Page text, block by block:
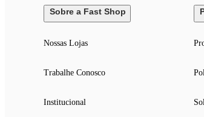
Sobre a Fast Shop
Nossas Lojas
Trabalhe Conosco
Institucional